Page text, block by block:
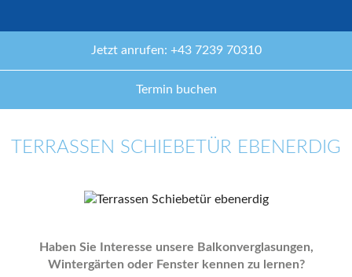
Jetzt anrufen: +43 7239 70310
Termin buchen
TERRASSEN SCHIEBETÜR EBENERDIG
Haben Sie Interesse unsere Balkonverglasungen,
Wintergärten oder Fenster kennen zu lernen?